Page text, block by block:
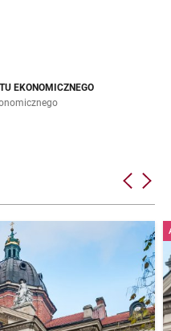
EKONOMICZNEGO